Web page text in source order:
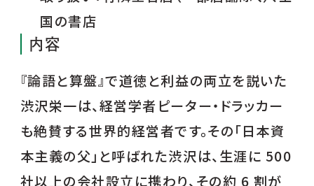
国の書店
内容
『論語と算盤』で道徳と利益の両立を説いた
渋沢栄一は、経営学者ピーター・ドラッカー
も絶賛する世界的経営者です。その「日本資
本主義の父」と呼ばれた渋沢は、生涯に 500
社以上の会社設立に携わり、その約 6 割が